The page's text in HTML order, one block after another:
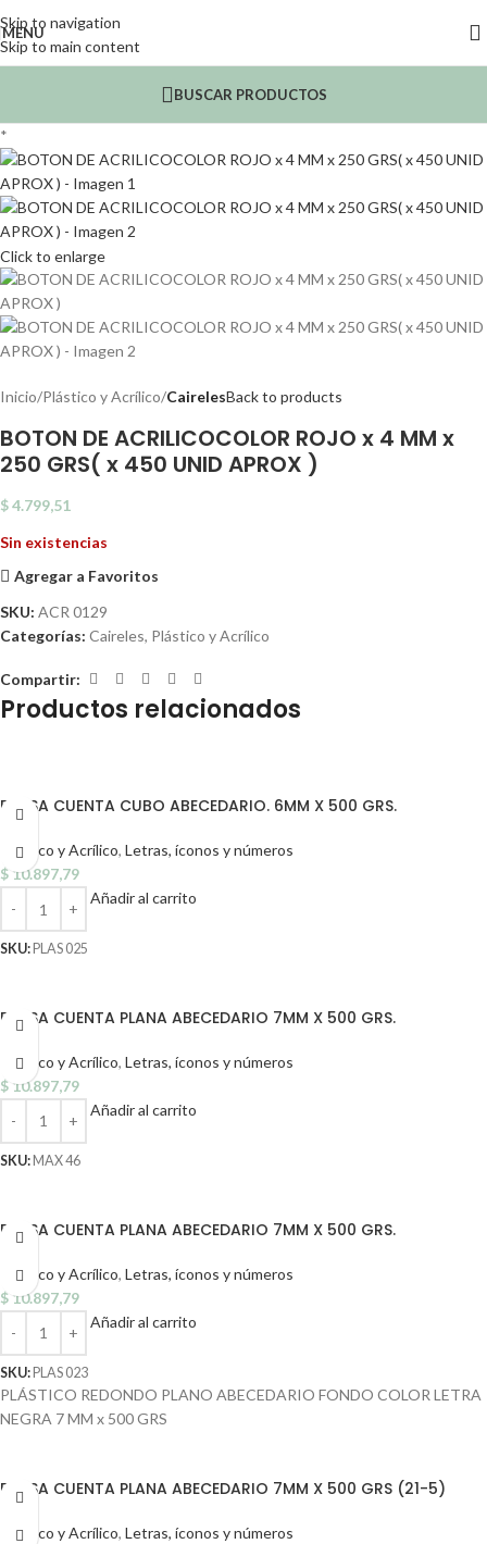
Skip to navigation
Skip to main content
MENU
BUSCAR PRODUCTOS
*
Click to enlarge
Inicio Plástico y Acrílico CairelesBack to products
BOTON DE ACRILICOCOLOR ROJO x 4 MM x
250 GRS( x 450 UNID APROX )
$4.799,51
Sin existencias
Agregar a Favoritos
SKU: ACR 0129
Categorías: Caireles, Plástico y Acrílico
Compartir:
Productos relacionados
BOLSA CUENTA CUBO ABECEDARIO. 6MM X 500 GRS.
Plástico y Acrílico, Letras, íconos y números
$ 10.897,79
Añadir al carrito
SKU: PLAS 025
BOLSA CUENTA PLANA ABECEDARIO 7MM X 500 GRS.
Plástico y Acrílico, Letras, íconos y números
$ 10.897,79
Añadir al carrito
SKU:MAX 46
BOLSA CUENTA PLANA ABECEDARIO 7MM X 500 GRS.
Plástico y Acrílico, Letras, íconos y números
$ 10.897,79
Añadir al carrito
SKU:PLAS 023
PLÁSTICO REDONDO PLANO ABECEDARIO FONDO COLOR LETRA
NEGRA 7 MM x 500 GRS
BOLSA CUENTA PLANA ABECEDARIO 7MM X 500 GRS (21-5)
Plástico y Acrílico, Letras, íconos y números